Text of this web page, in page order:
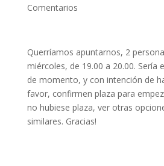
Comentarios
Querríamos apuntarnos, 2
miércoles, de 19.00 a 20.00. Sería
de momento, y con intención de
favor, confirmen plaza para
no hubiese plaza, ver otras
similares. Gracias!